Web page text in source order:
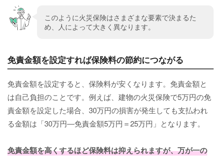
このように火災保険はさまざまな要素で決まるた
め、人によって大きく異なります。
免責金額を設定すれば保険料の節約につながる
免責金額を設定すると、保険料が安くなります。免責金額と
は自己負担のことです。例えば、建物の火災保険で5万円の免
責金額を設定した場合、30万円の損害が発生しても支払われ
る金額は「30万円―免責金額5万円＝25万円」となります。
免責金額を高くするほど保険料は抑えられますが、万が一の